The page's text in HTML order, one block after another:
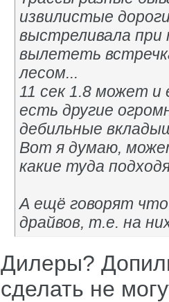
извилистые
выстреливала при
вылететь
лесом...
11 сек 1.8 может и
есть другие
дебильные
Вот я думаю,
какие туда
А ещё говорят
драйвов, т.е. на
Дилеры?
сделать не